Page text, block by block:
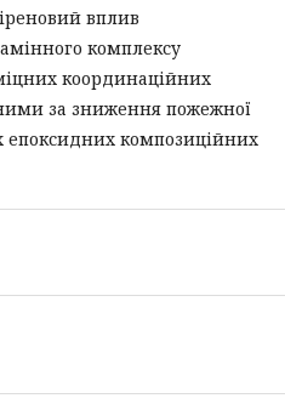
вплив
комплексу
координаційних
за зниження пожежної
композиційних